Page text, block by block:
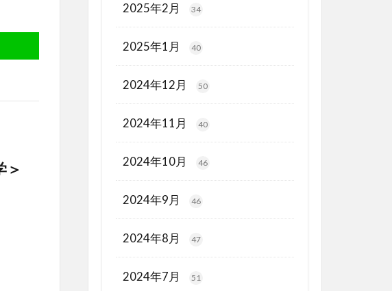
＞
2025年2月 34
2025年1月 40
2024年12月 50
2024年11月 40
2024年10月 46
2024年9月 46
2024年8月 47
2024年7月 51